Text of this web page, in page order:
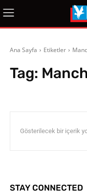
Ana Sayfa Etiketler
Tag:
Gösterilecek bir içerik
STAY CONNECTED